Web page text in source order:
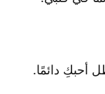
أحبكِ دائمًا.